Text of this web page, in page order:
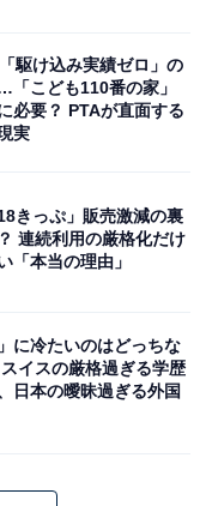
の工場です。
り おいしさ実感ツ
で、20歳以上500
ル」のこだわりや
駆け込み実績ゼロ」の
「こども110番の家」
必要？ PTAが直面する
実
18きっぷ」販売激減の裏
連続利用の厳格化だけ
「本当の理由」
」に冷たいのはどっちな
イスの厳格過ぎる学歴
日本の曖昧過ぎる外国